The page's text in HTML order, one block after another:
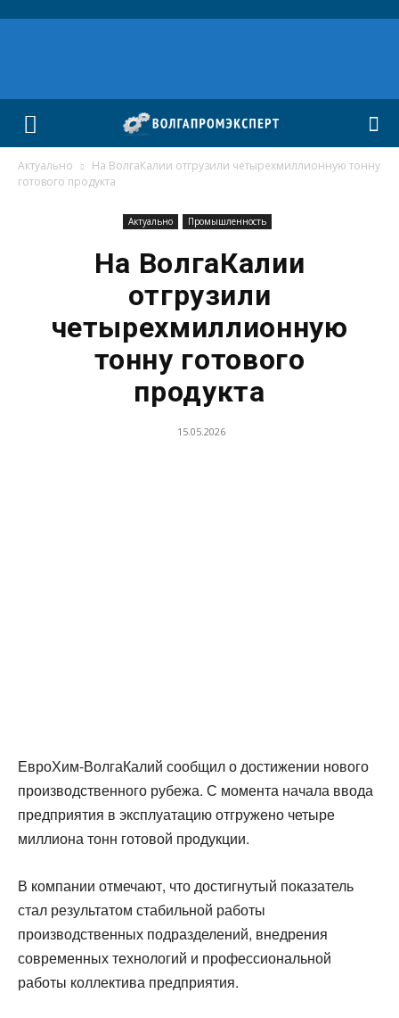
Актуально
На ВолгаКалии отгрузили четырехмиллионную тонну
готового продукта
Актуально Промышленность
На ВолгаКалии
отгрузили
четырехмиллионную
тонну готового
продукта
15.05.2026
ЕвроХим-ВолгаКалий сообщил о достижении нового
производственного рубежа. С момента начала ввода
предприятия в эксплуатацию отгружено четыре
миллиона тонн готовой продукции.
В компании отмечают, что достигнутый показатель
стал результатом стабильной работы
производственных подразделений, внедрения
современных технологий и профессиональной
работы коллектива предприятия.